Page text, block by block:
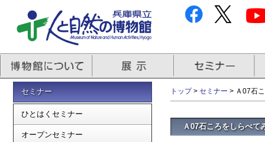
セミナー
ひとはくセミナー
オープンセミナー
トップ> セミナー > Ａ07石
Ａ07石ころをしらべて